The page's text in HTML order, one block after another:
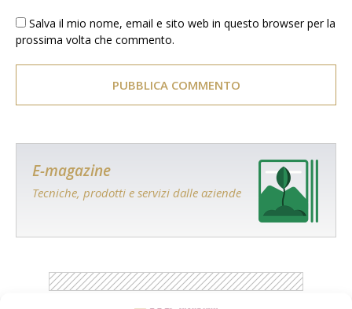
Salva il mio nome, email e sito web in questo browser per la
prossima volta che commento.
E-magazine
Tecniche, prodotti e servizi dalle aziende